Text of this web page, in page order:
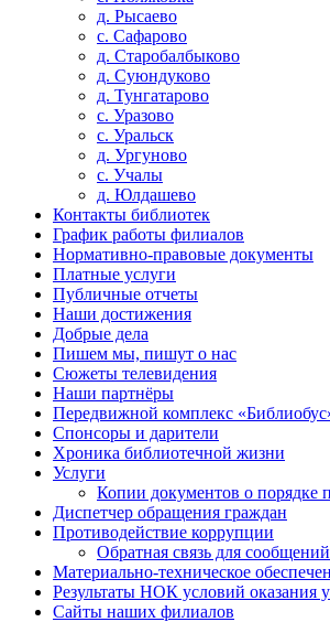
д. Рысаево
с. Сафарово
д. Старобалбыково
д. Суюндуково
д. Тунгатарово
с. Уразово
с. Уральск
д. Ургуново
с. Учалы
д. Юлдашево
Контакты библиотек
График работы филиалов
Нормативно-правовые документы
Платные услуги
Публичные отчеты
Наши достижения
Добрые дела
Пишем мы, пишут о нас
Сюжеты телевидения
Наши партнёры
Передвижной комплекс
Спонсоры и дарители
Хроника библиотечной жизни
Услуги
Копии документов о порядке
Диспетчер обращения граждан
Противодействие коррупции
Обратная связь для
Материально-техническое
Результаты НОК условий оказания
Сайты наших филиалов